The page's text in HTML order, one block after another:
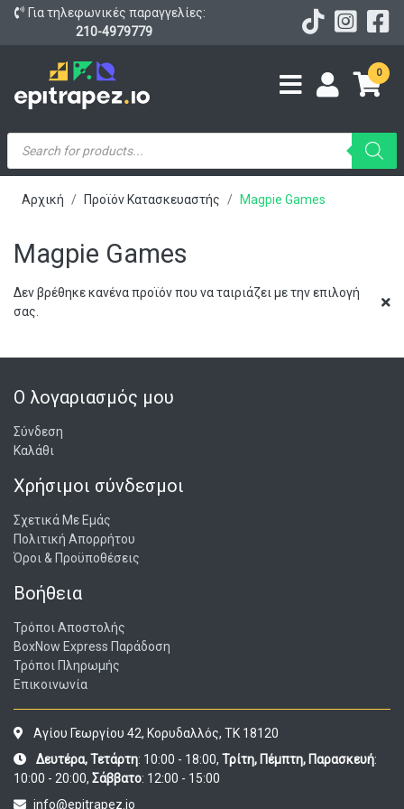
Για τηλεφωνικές παραγγελίες:
210-4979779
0
Products
search
Αρχική Προϊόν Κατασκευαστής Magpie Games
Magpie Games
Δεν βρέθηκε κανένα προϊόν που να ταιριάζει με την επιλογή
σας.
Ο λογαριασμός μου
Σύνδεση
Καλάθι
Χρήσιμοι σύνδεσμοι
Σχετικά Με Εμάς
Πολιτική Απορρήτου
Όροι & Προϋποθέσεις
Βοήθεια
Τρόποι Αποστολής
BoxNow Express Παράδοση
Τρόποι Πληρωμής
Επικοινωνία
Αγίου Γεωργίου 42, Κορυδαλλός, ΤΚ 18120
Δευτέρα, Τετάρτη: 10:00 - 18:00, Τρίτη, Πέμπτη, Παρασκευή:
10:00 - 20:00, Σάββατο: 12:00 - 15:00
info@epitrapez.io